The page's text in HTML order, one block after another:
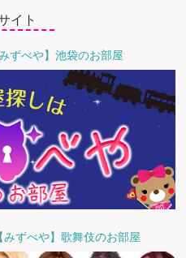
イト
ずべや】池袋のお部屋
ずべや】歌舞伎のお部屋